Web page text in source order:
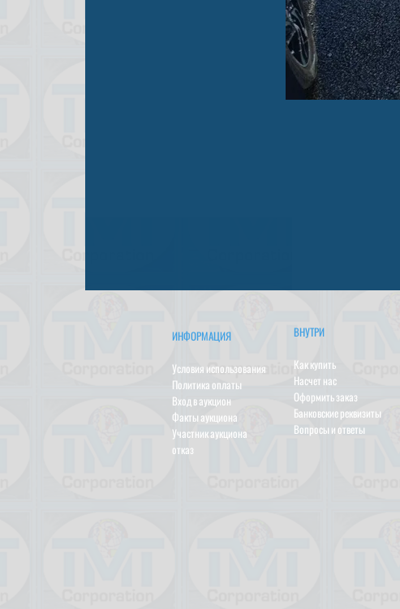
ИНФОРМАЦИЯ
Условия использования
Политика оплаты
Вход в аукцион
Факты аукциона
Участник аукциона
отказ
ВНУТРИ
Как купить
Насчет нас
Оформить заказ
Банковские реквизиты
Вопросы и ответы